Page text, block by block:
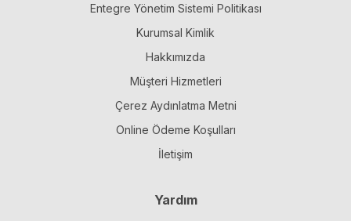
Entegre Yönetim Sistemi Politikası
Kurumsal Kimlik
Hakkımızda
Müşteri Hizmetleri
Çerez Aydınlatma Metni
Online Ödeme Koşulları
İletişim
Yardım